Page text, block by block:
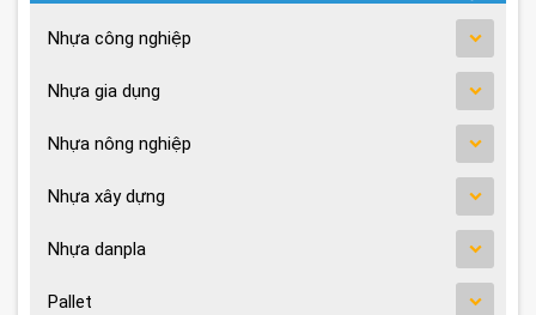
Nhựa công nghiệp
Nhựa gia dụng
Nhựa nông nghiệp
Nhựa xây dựng
Nhựa danpla
Pallet